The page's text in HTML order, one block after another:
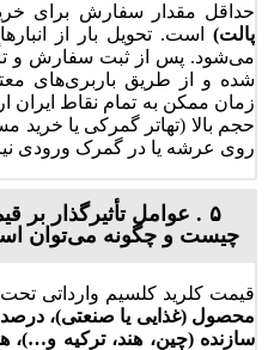
حداقل مقدار سفارش برای
پالت)است. تحویل بار از
می‌شود. پس از ثبت سفارش و
شده و از طریق باربری‌های
زمان ممکن به تمام نقاط
حجم بالا (تهاتر گمرکی یا خرید
روی عرشه یا در گمرک ورودی نیز
۵. عوامل تأثیرگذار بر
چیست و چگونه می‌توان
قیمت کلرید کلسیم وارداتی تحت
محصول (غذایی یا صنعتی)، درصد
سازنده (چین، هند، ترکیه و…)،